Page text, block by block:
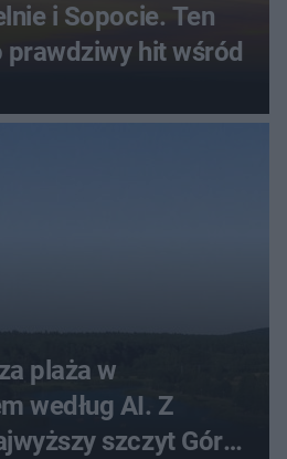
i Sopocie. Ten
hit wśród
plaża w
według AI. Z
szczyt Gór